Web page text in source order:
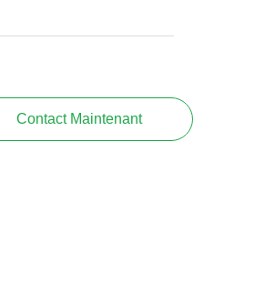
Contact Maintenant